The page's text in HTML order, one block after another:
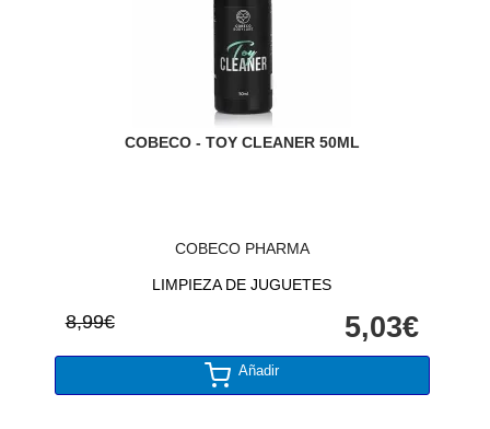
COBECO - TOY CLEANER 50ML
COBECO PHARMA
LIMPIEZA DE JUGUETES
8,99€ 5,03€
Añadir